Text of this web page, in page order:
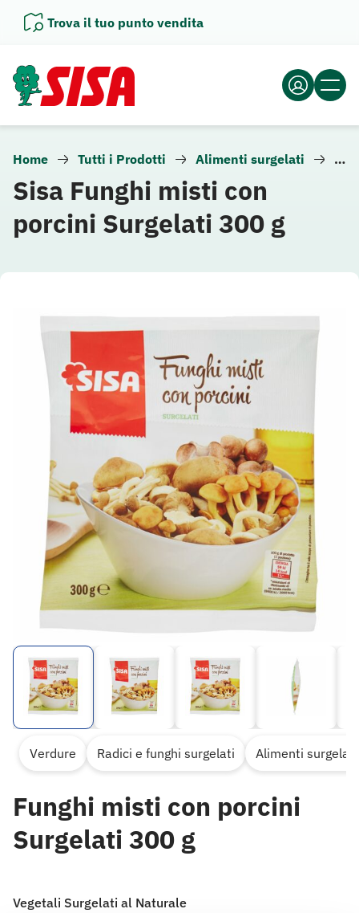
Trova il tuo punto vendita
Home Tutti i Prodotti Alimenti surgelati
Sisa Funghi misti con
porcini Surgelati 300 g
Verdure Radici e funghi surgelati Alimenti surgelati
Funghi misti con porcini
Surgelati 300 g
Vegetali Surgelati al Naturale